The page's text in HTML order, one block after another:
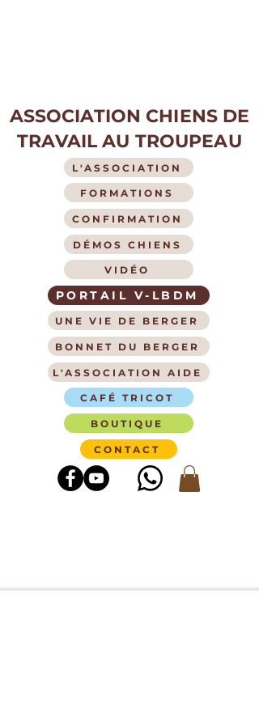
ASSOCIATION CHIENS DE
TRAVAIL AU TROUPEAU
L'ASSOCIATION
FORMATIONS
CONFIRMATION
DÉMOS CHIENS
VIDÉO
PORTAIL V-LBDM
UNE VIE DE BERGER
BONNET DU BERGER
L'ASSOCIATION AIDE
CAFÉ TRICOT
BOUTIQUE
CONTACT